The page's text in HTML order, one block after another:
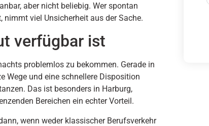
aber nicht beliebig. Wer spontan
viel Unsicherheit aus der Sache.
verfügbar ist
problemlos zu bekommen. Gerade in
Wege und eine schnellere Disposition
Das ist besonders in Harburg,
Bereichen ein echter Vorteil.
wenn weder klassischer Berufsverkehr